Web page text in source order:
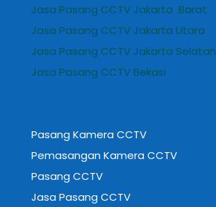
Jasa Pasang CCTV Jakarta Barat
Jasa Pasang CCTV Jakarta Utara
Jasa Pasang CCTV Jakarta Selatan
Jasa Pasang CCTV Bekasi
Pasang Kamera CCTV
Pemasangan Kamera CCTV
Pasang CCTV
Jasa Pasang CCTV